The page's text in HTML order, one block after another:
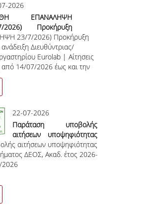
ΣΕΜΙΝΑΡΙΑ ΒΙΒΛΙΟΘΗΚΗΣ ΟΠΑ
ΓΙΑ ΤΗ ΔΙΠΛΩΜΑΤΙΚΗ ΕΡΓΑΣΙΑ
ΣΤΟ ΔΕΟΣ
ΑΣΚΗΣΗ
ΧΡΗΜΑΤΟΔΟΤΗΣΗ
ΚΑΝΟΝΙΣΜΟΣ
ΕΠΙΚΟΙΝΩΝΙΑ
2026
ΕΠΑΝΑΛΗΨΗ
2026) Προκήρυξη
για την ανάδειξη
Διευθυντή
εργαστηρίου
και
Ευρωπαϊκών
(Eurolab)
23/7/2026) Προκήρυξη
Διευθύντριας/
Eurolab | Aίτησεις
14/07/2026 έως και την
23:59
22-07-2026
Παράταση υποβολής
αιτήσεων υποψηφιότητας
στα ΠΜΣ του Τμήματος
ΔΕΟΣ | Ακαδ. έτος 2026-
2027
αιτήσεων υποψηφιότητας
ΔΕΟΣ, Ακαδ. έτος 2026-